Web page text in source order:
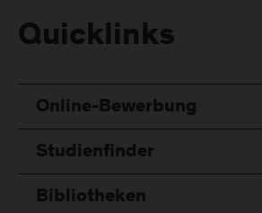
Quicklinks
Online-Bewerbung
Studienfinder
Bibliotheken